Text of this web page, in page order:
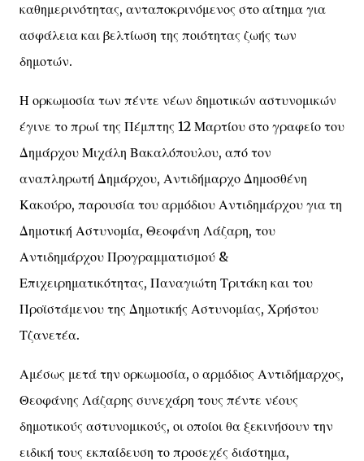
καθημερινότητας, ανταποκρινόμενος στο αίτημα για
ασφάλεια και βελτίωση της ποιότητας ζωής των
δημοτών.
Η ορκωμοσία των πέντε νέων δημοτικών αστυνομικών
έγινε το πρωί της Πέμπτης 12 Μαρτίου στο γραφείο του
Δημάρχου Μιχάλη Βακαλόπουλου, από τον
αναπληρωτή Δημάρχου, Αντιδήμαρχο Δημοσθένη
Κακούρο, παρουσία του αρμόδιου Αντιδημάρχου για τη
Δημοτική Αστυνομία, Θεοφάνη Λάζαρη, του
Αντιδημάρχου Προγραμματισμού &
Επιχειρηματικότητας, Παναγιώτη Τριτάκη και του
Προϊστάμενου της Δημοτικής Αστυνομίας, Χρήστου
Τζανετέα.
Αμέσως μετά την ορκωμοσία, ο αρμόδιος Αντιδήμαρχος,
Θεοφάνης Λάζαρης συνεχάρη τους πέντε νέους
δημοτικούς αστυνομικούς, οι οποίοι θα ξεκινήσουν την
ειδική τους εκπαίδευση το προσεχές διάστημα,